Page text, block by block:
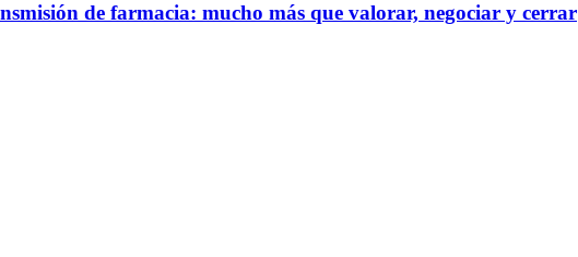
de farmacia: mucho más que valorar, negociar y cerrar